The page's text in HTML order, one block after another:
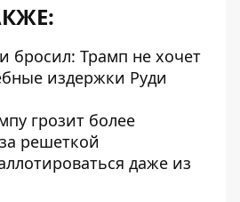
бросил: Трамп не хочет
издержки Руди
грозит более
решеткой
даже из